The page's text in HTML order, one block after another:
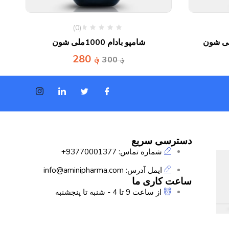
(0)
شامپو بادام 1000ملی شون
؋300 ؋ 280
دسترسی سریع
شماره تماس: 93770001377+
ایمل آدرس: info@aminipharma.com
ساعت کاری ما
از ساعت 9 تا 4 - شنبه تا پنجشنبه